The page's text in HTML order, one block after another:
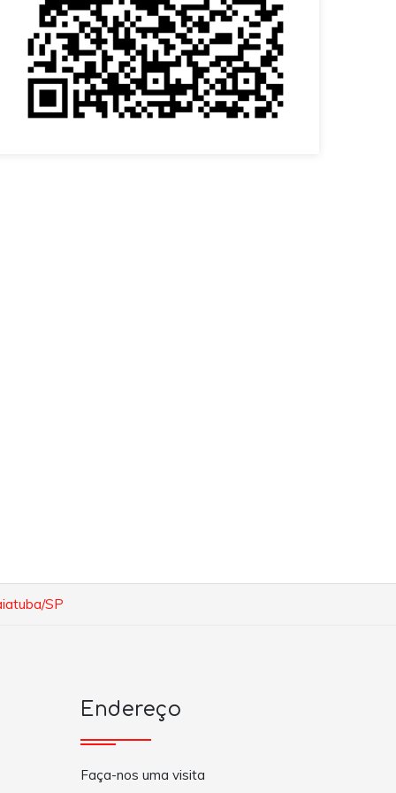
SP
Endereço
Faça-nos uma visita